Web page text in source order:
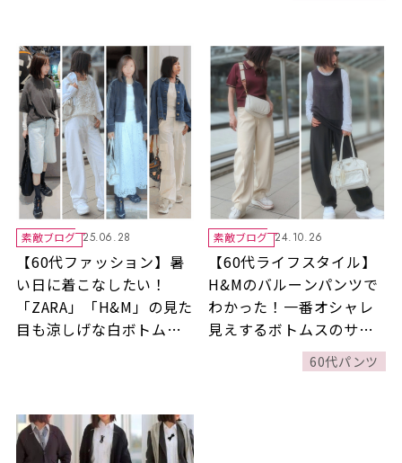
素敵ブログ 25.06.28
【60代ファッション】暑
い日に着こなしたい！
「ZARA」「H&M」の見た
目も涼しげな白ボトムス
素敵ブログ 24.10.26
【60代ライフスタイル】
H&Mのバルーンパンツで
わかった！一番オシャレ
見えするボトムスのサイ
60代パンツ